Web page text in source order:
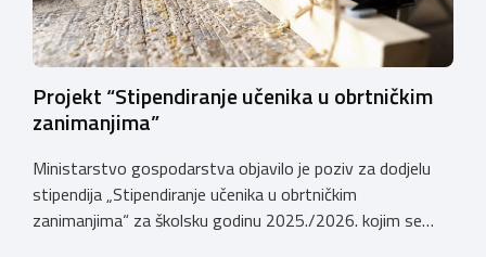
Projekt “Stipendiranje učenika u obrtničkim
zanimanjima”
Ministarstvo gospodarstva objavilo je poziv za dodjelu
stipendija „Stipendiranje učenika u obrtničkim
zanimanjima“ za školsku godinu 2025./2026. kojim se